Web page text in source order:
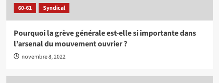
60-61 Syndical
Pourquoi la grève générale est-elle si importante dans
l’arsenal du mouvement ouvrier ?
novembre 8, 2022